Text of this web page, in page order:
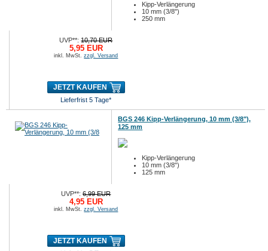
Kipp-Verlängerung
10 mm (3/8")
250 mm
UVP**:10,70 EUR
5,95 EUR
inkl. MwSt.zzgl. Versand
JETZT KAUFEN
Lieferfrist 5 Tage*
BGS 246 Kipp-Verlängerung, 10 mm (3/8"),
125 mm
Kipp-Verlängerung
10 mm (3/8")
125 mm
UVP**:6,99 EUR
4,95 EUR
inkl. MwSt.zzgl. Versand
JETZT KAUFEN